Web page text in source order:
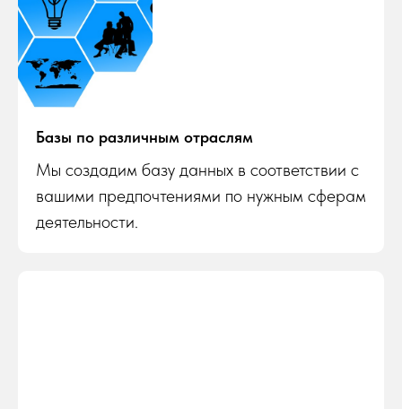
Базы по различным отраслям
Мы создадим базу данных в соответствии с
вашими предпочтениями по нужным сферам
деятельности.